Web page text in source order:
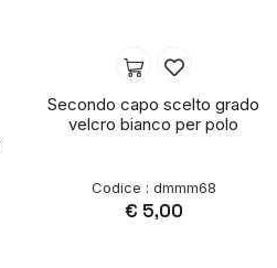
Secondo capo scelto grado
velcro bianco per polo
Codice : dmmm68
€ 5,00